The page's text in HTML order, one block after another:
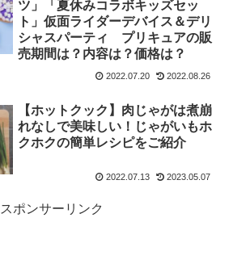
ツ」「夏休みコラボキッズセッ
ト」仮面ライダーデバイス＆デリ
シャスパーティ プリキュアの販
売期間は？内容は？価格は？
2022.07.20 2022.08.26
【ホットクック】肉じゃがは煮崩
れなしで美味しい！じゃがいもホ
クホクの簡単レシピをご紹介
2022.07.13 2023.05.07
スポンサーリンク